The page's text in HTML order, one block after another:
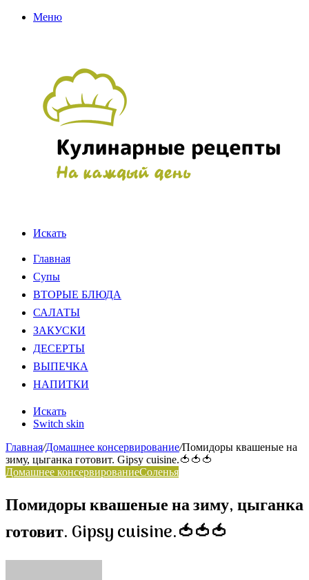
Меню
Искать
Главная
Супы
ВТОРЫЕ БЛЮДА
САЛАТЫ
ЗАКУСКИ
ДЕСЕРТЫ
ВЫПЕЧКА
НАПИТКИ
Искать
Switch skin
Главная/Домашнее консервирование/Помидоры квашеные на
зиму, цыганка готовит. Gipsy cuisine.🍅🍅🍅
Домашнее консервированиеСоленья
Помидоры квашеные на зиму, цыганка
готовит. Gipsy cuisine.🍅🍅🍅